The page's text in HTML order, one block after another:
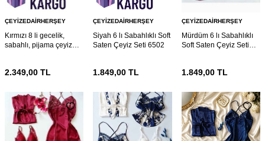
ÇEYIZEDAIRHERŞEY
Kırmızı 8 li gecelik,
sabahlı, pijama çeyiz
2.349,00 TL
ÇEYIZEDAIRHERŞEY
Siyah 6 lı Sabahlıklı Soft
Saten Çeyiz Seti 6502
1.849,00 TL
ÇEYIZEDAIRHERŞEY
Mürdüm 6 lı Sabahlıklı
Soft Saten Çeyiz Seti
1.849,00TL